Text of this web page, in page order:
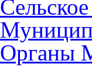
Органы